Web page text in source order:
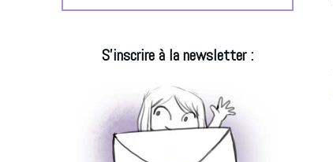
S'inscrire à la newsletter :